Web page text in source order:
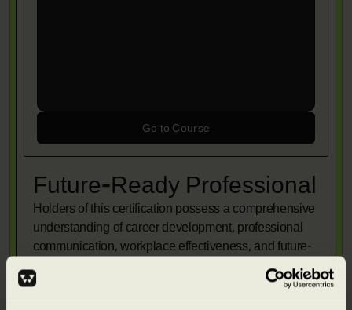
Go to Course
Future-Ready Professional
Holders of this certification possess a comprehensive
understanding of career development, professional
communication, workplace effectiveness, and future-
ready skills. They are capable of strategically
planning their professional growth, leveraging